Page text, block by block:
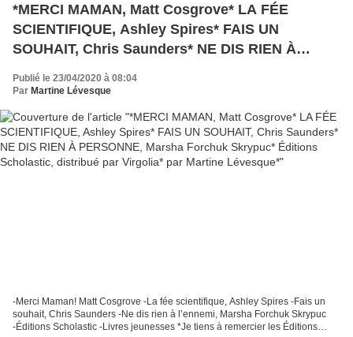
*MERCI MAMAN, Matt Cosgrove* LA FÉE
SCIENTIFIQUE, Ashley Spires* FAIS UN
SOUHAIT, Chris Saunders* NE DIS RIEN À
Scholastic, distribué par Virgolia* par Martine
Publié le 23/04/2020 à 08:04
Par Martine Lévesque
-Merci Maman! Matt Cosgrove -La fée scientifique, Ashley Spires -Fais un
souhait, Chris Saunders -Ne dis rien à l’ennemi, Marsha Forchuk Skrypuc
-Éditions Scholastic -Livres jeunesses *Je tiens à remercier les Éditions